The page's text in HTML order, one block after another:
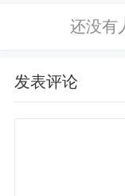
六、风险控制策略
发表评论